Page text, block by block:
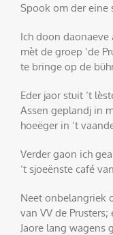
Spook om der eine
Ich doon daonaeve
mèt de groep ‘de
te bringe op de
Eder jaor stuit ‘t
Assen geplandj in
hoeëger in ‘t
Verder gaon ich
‘t sjoeënste café
Neet onbelangriek
van VV de
Jaore lang wagens